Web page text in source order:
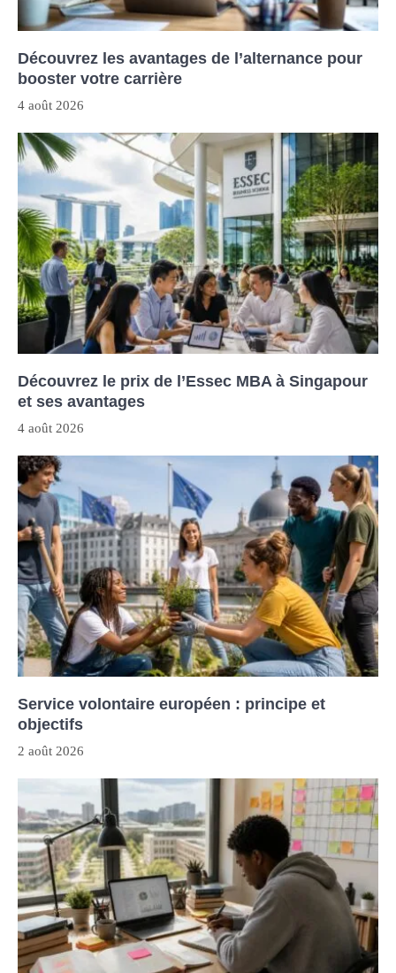
Découvrez les avantages de l’alternance pour
booster votre carrière
4 août 2026
Découvrez le prix de l’Essec MBA à Singapour
et ses avantages
4 août 2026
Service volontaire européen : principe et
objectifs
2 août 2026